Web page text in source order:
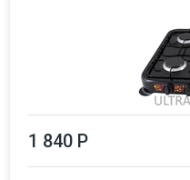
1 840 Р